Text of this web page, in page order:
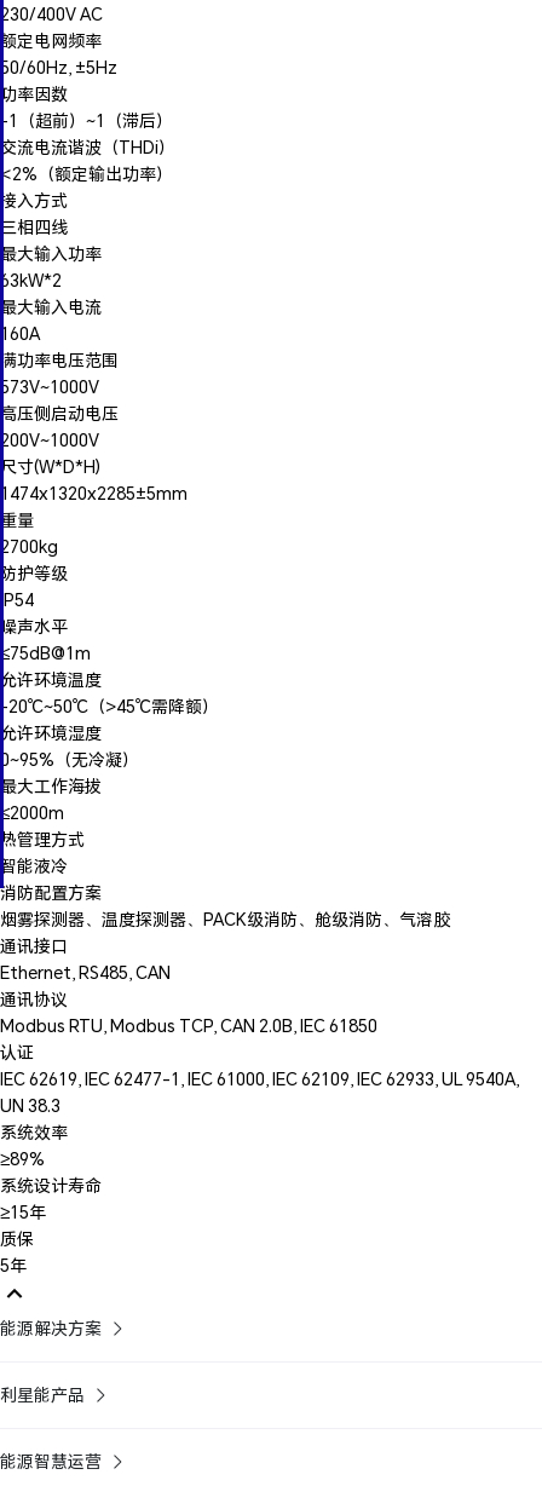
230/400V AC
额定电网频率
50/60Hz, ±5Hz
功率因数
-1（超前）~1（滞后）
交流电流谐波（THDi）
<2%（额定输出功率）
接入方式
三相四线
最大输入功率
63kW*2
最大输入电流
160A
满功率电压范围
573V~1000V
高压侧启动电压
200V~1000V
尺寸(W*D*H)
1474x1320x2285±5mm
重量
2700kg
防护等级
IP54
噪声水平
≤75dB@1m
允许环境温度
-20℃~50℃（>45℃需降额）
允许环境湿度
0~95%（无冷凝）
最大工作海拔
≤2000m
热管理方式
智能液冷
消防配置方案
烟雾探测器、温度探测器、PACK级消防、舱级消防、气溶胶
通讯接口
Ethernet, RS485, CAN
通讯协议
Modbus RTU, Modbus TCP, CAN 2.0B, IEC 61850
认证
IEC 62619, IEC 62477-1, IEC 61000, IEC 62109, IEC 62933, UL 9540A,
UN 38.3
系统效率
≥89%
系统设计寿命
≥15年
质保
5年
能源解决方案
利星能产品
能源智慧运营